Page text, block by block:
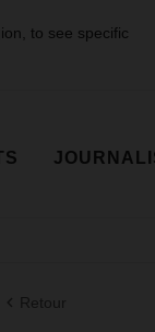
to see specific
Retour